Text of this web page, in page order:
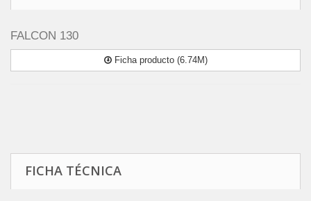
FALCON 130
Ficha producto (6.74M)
FICHA TÉCNICA